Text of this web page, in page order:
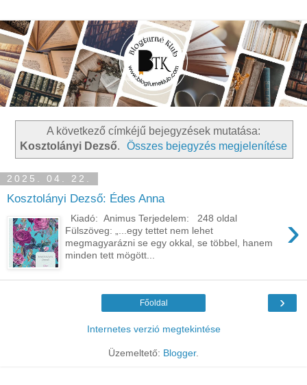
A következő címkéjű bejegyzések mutatása:
Kosztolányi Dezső. Összes bejegyzés megjelenítése
2025. 04. 22.
Kosztolányi Dezső: Édes Anna
›
Kiadó: Animus Terjedelem: 248 oldal
Fülszöveg: „...egy tettet nem lehet
megmagyarázni se egy okkal, se többel, hanem
minden tett mögött...
›
Főoldal
Internetes verzió megtekintése
Üzemeltető: Blogger.